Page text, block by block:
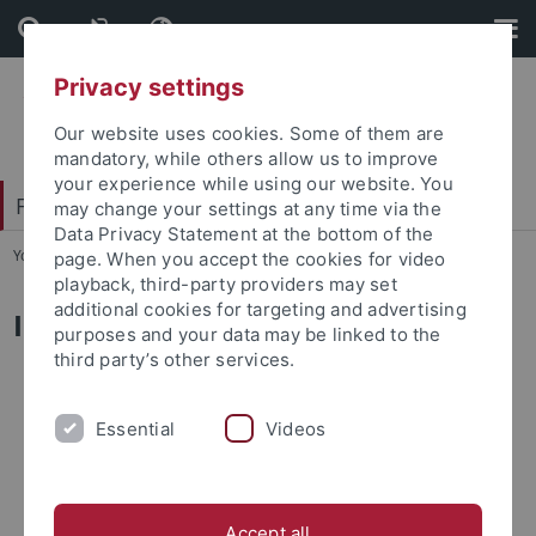
Skip
to
content
Skip
to
footer
Faculty of Science
You are here: Home ... Interfaculty Facilities
Interfaculty Institutes and Centres
Bernstein-Zentrum für Computerbasierte
Carl Friedrich von Weizsäcker-Stiftungsprofessur für
Comprehensive Infectious Disease Center
Privacy settings
Our website uses cookies. Some of them are
mandatory, while others allow us to improve
your experience while using our website. You
may change your settings at any time via the
Data Privacy Statement at the bottom of the
page. When you accept the cookies for video
playback, third-party providers may set
additional cookies for targeting and advertising
purposes and your data may be linked to the
third party’s other services.
Essential Videos